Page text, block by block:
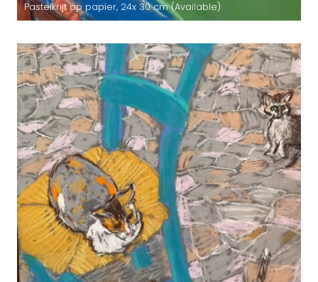
Pastelkrijt op papier, 24x 30 cm (Available)